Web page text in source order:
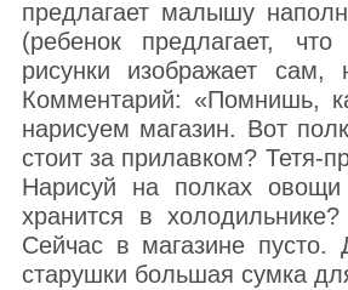
предлагает малышу
(ребенок предлагает,
рисунки изображает
Комментарий: «Помнишь,
нарисуем магазин. Вот
стоит за прилавком? Тетя-
Нарисуй на полках
хранится в
Сейчас в магазине пусто.
старушки большая сумка